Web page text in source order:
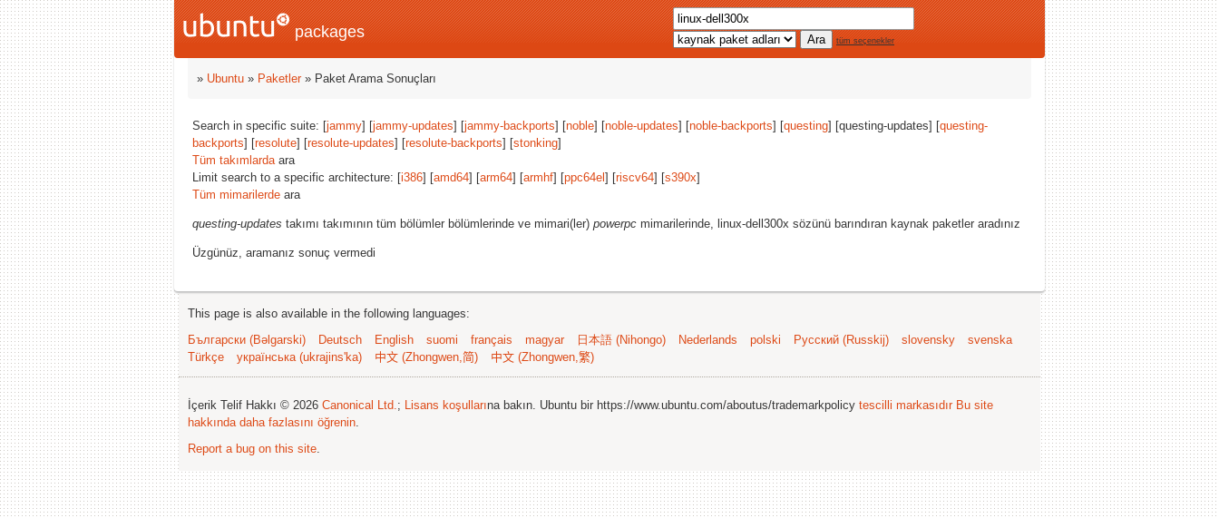
packages tüm seçenekler
» Ubuntu » Paketler» Paket Arama Sonuçları
Search in specific suite: [jammy] [jammy-updates] [jammy-backports] [noble] [noble-updates] [noble-backports] [questing] [questing-updates] [questing-
backports] [resolute] [resolute-updates] [resolute-backports] [stonking]
Tüm takımlardaara
Limit search to a specific architecture: [i386] [amd64] [arm64] [armhf] [ppc64el ] [riscv64] [s390x]
Tüm mimarilerde ara
questing-updates takımı takımının tüm bölümler bölümlerinde ve mimari(ler) powerpc mimarilerinde, linux-dell300x sözünü barındıran kaynak paketler aradınız
Üzgünüz, aramanız sonuç vermedi
This page is also available in the following languages:
Български (Bəlgarski)
Deutsch English suomi français magyar 日本語 (Nihongo) Nederlands polski Русский (Russkij) slovensky
svenska
Türkçe
українська (ukrajins'ka) 中文 (Zhongwen,简) 中文 (Zhongwen,繁)
İçerik Telif Hakkı © 2026 Canonical Ltd.; Lisans koşullarına bakın. Ubuntu bir https://www.ubuntu.com/aboutus/trademarkpolicy tescilli markasıdır Bu site
hakkında daha fazlasını öğrenin.
Report a bug on this site.